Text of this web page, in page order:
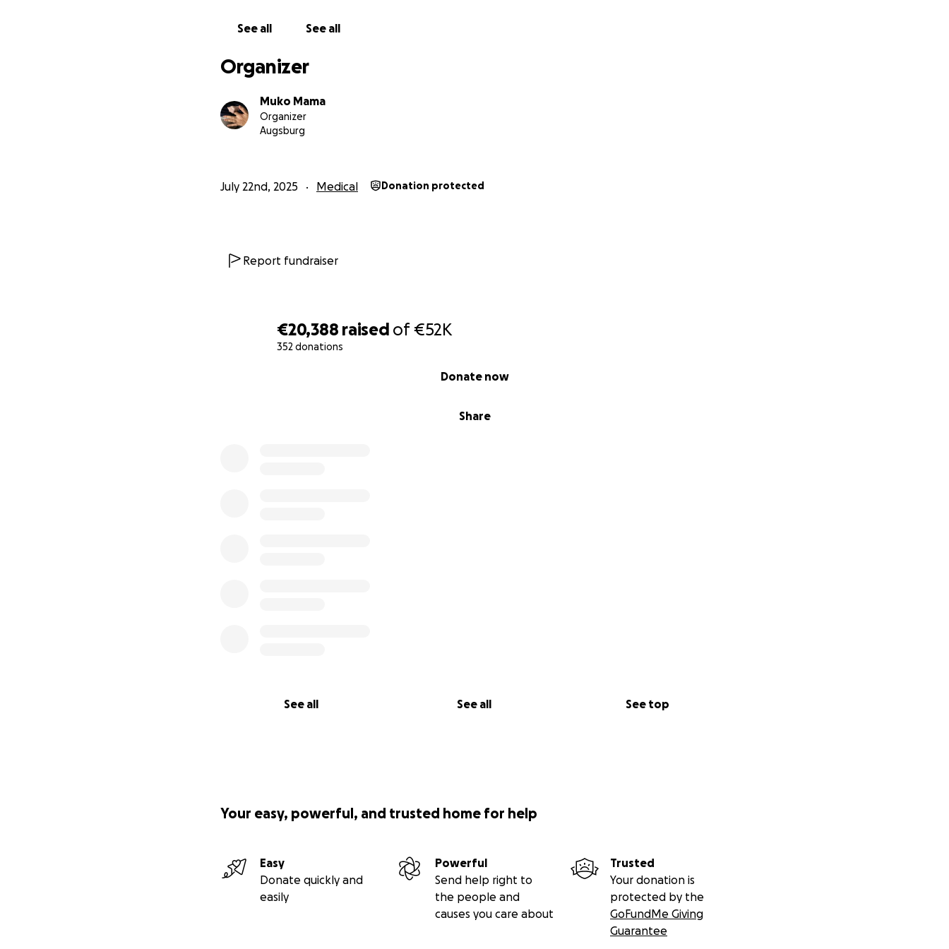
€20,388 raised of€52K
352 donations
Share
Donate now
See all See all See top
Wir bedanken uns für alle Spender:innen ❤️
See all See all
Organizer
Muko Mama
Organizer
Augsburg
July 22nd, 2025 Medical Donation protected
Report fundraiser
Your easy, powerful, and trusted home for help
Easy
Donate quickly and
easily
Powerful
Send help right to
the people and
causes you care about
Trusted
Your donation is
protected by the
GoFundMe Giving
Guarantee